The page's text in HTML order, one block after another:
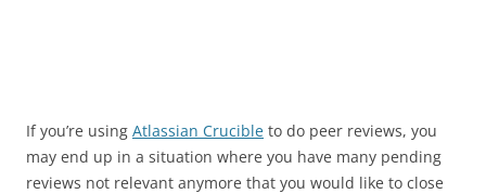
If you’re using Atlassian Crucible to do peer reviews, you
may end up in a situation where you have many pending
reviews not relevant anymore that you would like to close